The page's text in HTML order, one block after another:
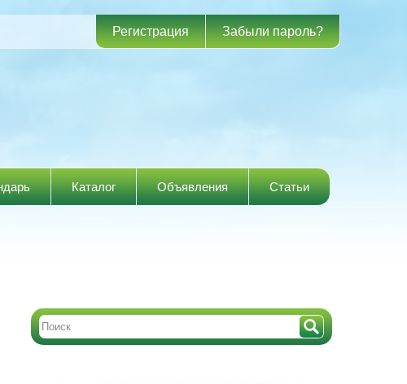
Регистрация Забыли пароль?
Каталог Объявления Статьи